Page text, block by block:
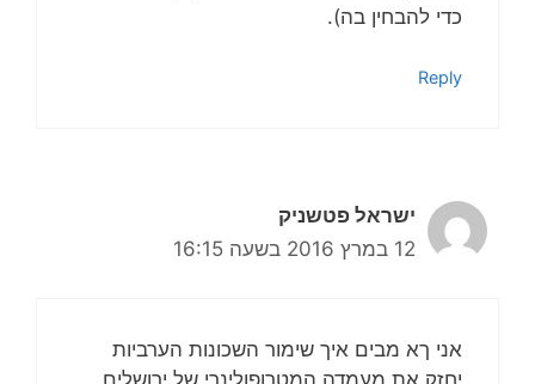
כדי להבחין בה).
Reply
ישראל פטשניק
12 במרץ 2016 בשעה 16:15
אני ךא מבים איך שימור השכונות הערביות
יחזק את מעמדה המטרופולינרי של ירושלים